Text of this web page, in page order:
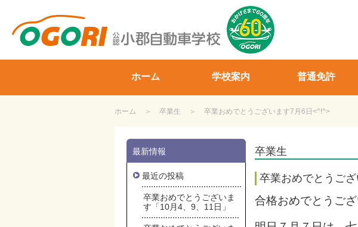
ホーム 学校案内 普通免許
ホーム 卒業生 卒業おめでとうございます7月6日<^!^>
卒業生
卒業おめでとうご
合格おめでとうござ
最新情報
最近の投稿
卒業おめでとうございま
す「10月4、9、11日」